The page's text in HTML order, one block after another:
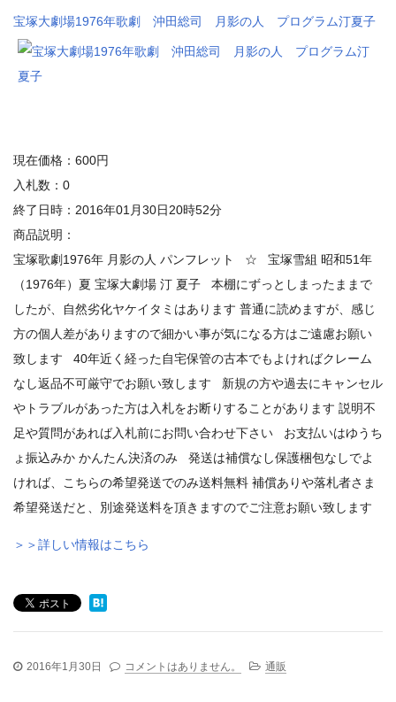
宝塚大劇場1976年歌劇 沖田総司 月影の人 プログラム汀夏子
現在価格：600円
入札数：0
終了日時：2016年01月30日20時52分
商品説明：
宝塚歌劇1976年 月影の人 パンフレット ☆ 宝塚雪組 昭和51年
（1976年）夏 宝塚大劇場 汀 夏子 本棚にずっとしまったままで
したが、自然劣化ヤケイタミはあります 普通に読めますが、感じ
方の個人差がありますので細かい事が気になる方はご遠慮お願い
致します 40年近く経った自宅保管の古本でもよければクレーム
なし返品不可厳守でお願い致します 新規の方や過去にキャンセル
やトラブルがあった方は入札をお断りすることがあります 説明不
足や質問があれば入札前にお問い合わせ下さい お支払いはゆうち
ょ振込みか かんたん決済のみ 発送は補償なし保護梱包なしでよ
ければ、こちらの希望発送でのみ送料無料 補償ありや落札者さま
希望発送だと、別途発送料を頂きますのでご注意お願い致します
＞＞詳しい情報はこちら
2016年1月30日 コメントはありません。 通販